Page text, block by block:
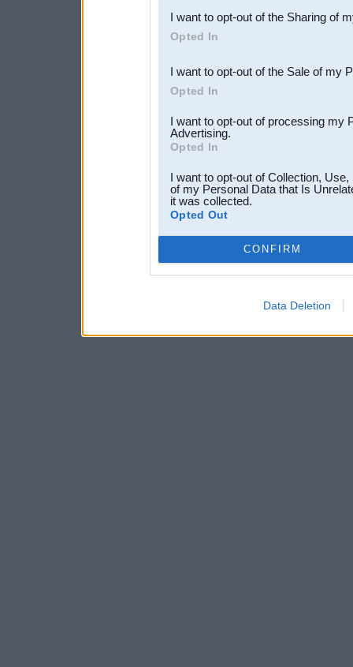
Downstream Participants
third parties.
I want to opt-out of the Sharing of
Opted In
I want to opt-out of the Sale of my
Opted In
I want to opt-out of processing my
Advertising.
Opted In
I want to opt-out of Collection,
of my Personal Data that Is
it was collected.
Opted Out
CONFIRM
Data Deletion